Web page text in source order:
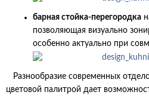
барная стойка-перегородка
позволяющая визуально
особенно актуально при
Разнообразие современных
цветовой палитрой дает